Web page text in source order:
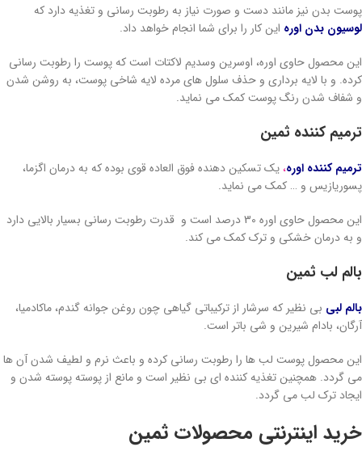
پوست بدن نیز مانند دست و صورت نیاز به رطوبت رسانی و تغذیه دارد که
لوسیون بدن اوره این کار را برای شما انجام خواهد داد.
این محصول حاوی اوره، اوسرین وسدیم لاکتات است که پوست را رطوبت رسانی
کرده. و با لایه برداری و حذف سلول های مرده لایه شاخی پوست، به روشن شدن
و شفاف شدن رنگ پوست کمک می نماید.
ترمیم کننده ثمین
ترمیم کننده اوره،یک تسکین دهنده فوق العاده قوی بوده که به درمان اگزما،
پسوریازیس و … کمک می نماید.
این محصول حاوی اوره 30 درصد است و قدرت رطوبت رسانی بسیار بالایی دارد
و به درمان خشکی و ترک کمک می کند.
بالم لب ثمین
بالم لبی بی نظیر که سرشار از ترکیباتی گیاهی چون روغن جوانه گندم، ماکادمیا،
آرگان، بادام شیرین و شی باتر است.
این محصول پوست لب ها را رطوبت رسانی کرده و باعث نرم و لطیف شدن آن ها
می گردد. همچنین تغذیه کننده ای بی نظیر است و مانع از پوسته پوسته شدن و
ایجاد ترک لب می گردد.
خرید اینترنتی محصولات ثمین